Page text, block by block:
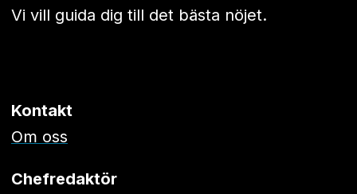
Vi vill guida dig till det bästa nöjet.
Kontakt
Om oss
Chefredaktör